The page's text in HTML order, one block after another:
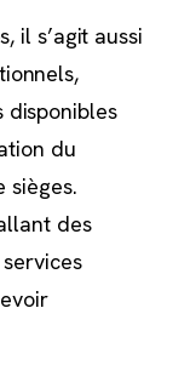
il s’agit aussi
disponibles
du
sièges.
des